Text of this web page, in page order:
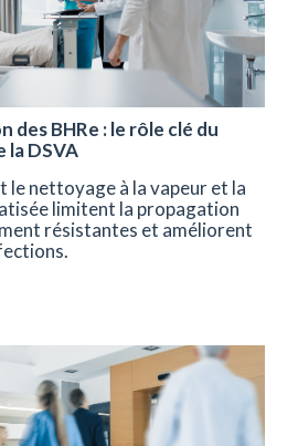
des BHRe : le rôle clé du
DSVA
le nettoyage à la vapeur et la
limitent la propagation
résistantes et améliorent